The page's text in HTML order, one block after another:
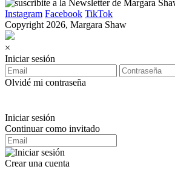
Instagram Facebook TikTok
Copyright 2026, Margara Shaw
×
Iniciar sesión
Olvidé mi contraseña
Iniciar sesión
Continuar como invitado
Crear una cuenta